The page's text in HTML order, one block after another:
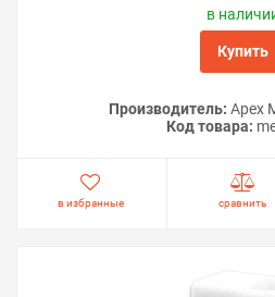
в
Купить
Производитель: Apex
Код товара:
в избранные сравнить